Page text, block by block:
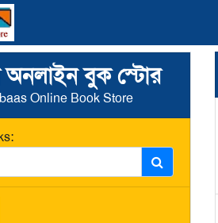
অনলাইন বুক স্টোর
Online Book Store